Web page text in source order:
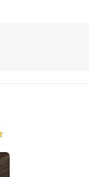
고기,정제수,전분,카놀라
타민E,개다래열매,유도단백질